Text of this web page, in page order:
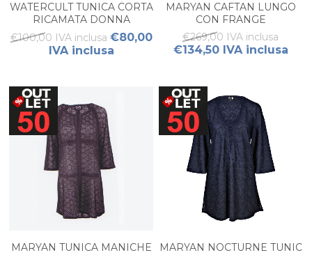
WATERCULT TUNICA CORTA
RICAMATA DONNA
€100,00 IVA inclusa €80,00
IVA inclusa
MARYAN CAFTAN LUNGO
CON FRANGE
€269,00 IVA inclusa
€134,50 IVA inclusa
MARYAN TUNICA MANICHE
MARYAN NOCTURNE TUNIC